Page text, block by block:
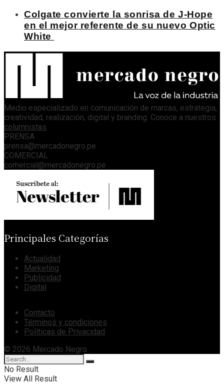
Colgate convierte la sonrisa de J-Hope
en el mejor referente de su nuevo Optic
White
Medio especializado en comunicación de marcas, estrategia,
creatividad, realización, digital y branding. Conoce a nuestros
columnistas
PRENSA
prensa@mercadonegro.pe
COMERCIAL
comercial@mercadonegro.pe
Principales Categorías
Actualidad
Marketing
Publicidad
Digital
Contacto
Términos y condiciones
Políticas de Privacidad
© 2026 Mercado Negro
No Result
View All Result